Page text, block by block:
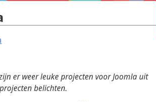
er weer leuke projecten voor Joomla uit
belichten.